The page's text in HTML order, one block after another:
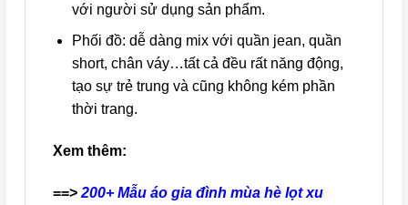
với người sử dụng sản phẩm.
Phối đồ: dễ dàng mix với quần jean, quần
short, chân váy…tất cả đều rất năng động,
tạo sự trẻ trung và cũng không kém phần
thời trang.
Xem thêm:
==> 200+ Mẫu áo gia đình mùa hè lọt xu